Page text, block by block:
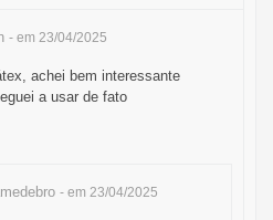
- em 23/04/2025
achei bem interessante
a usar de fato
- em 23/04/2025